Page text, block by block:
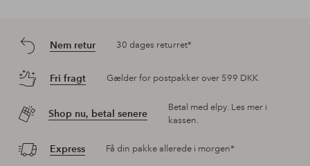
Nem retur 30 dages returret*
Fri fragt Gælder for postpakker over 599 DKK
Shop nu, betal senere
Betal med elpy. Les mer i
kassen.
Express Få din pakke allerede i morgen*